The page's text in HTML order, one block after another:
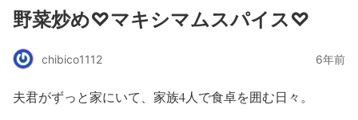
野菜炒め♡マキシマムスパイス♡
chibico1112 6年前
夫君がずっと家にいて、家族4人で食卓を囲む日々。